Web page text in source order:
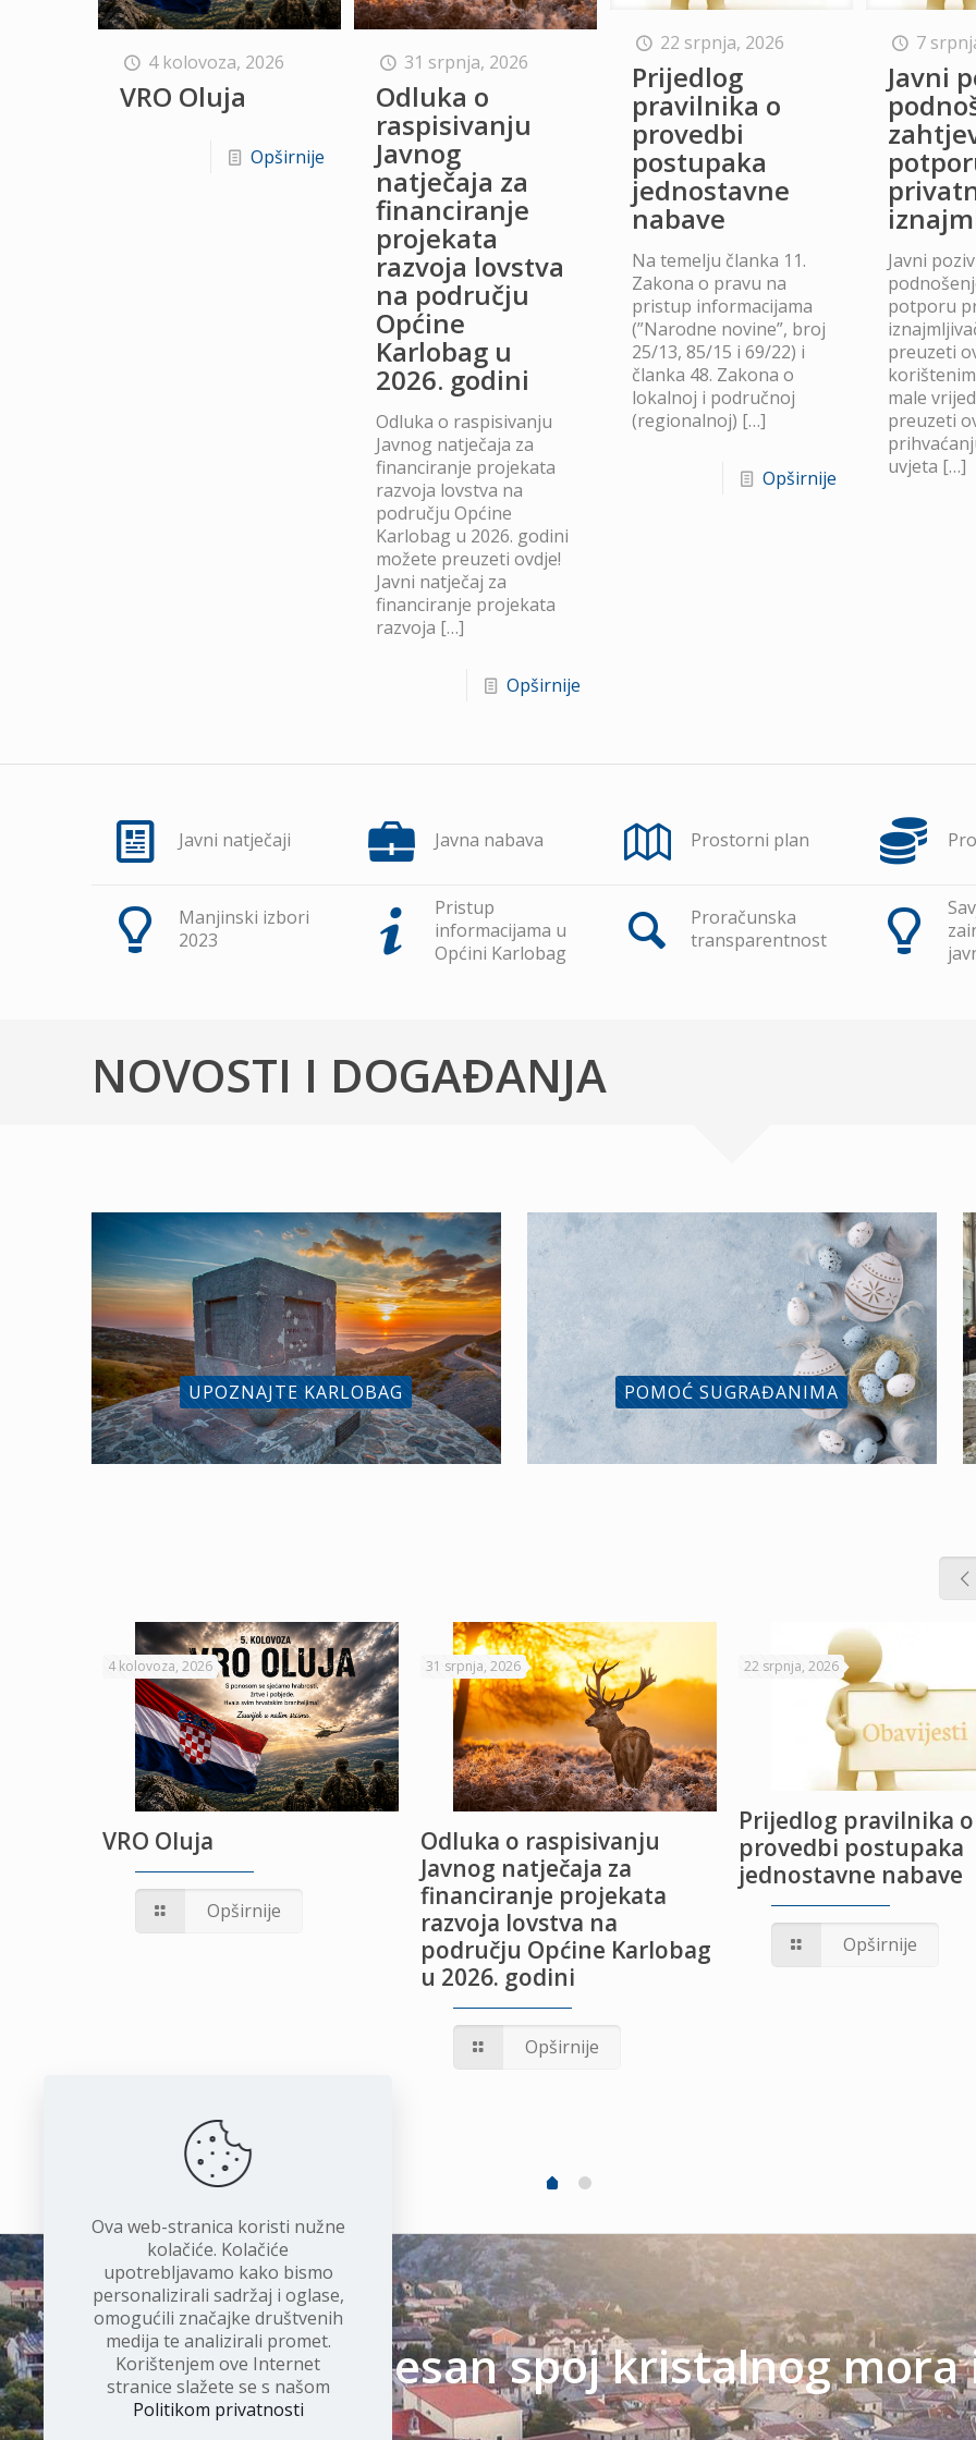
4 kolovoza, 2026
VRO Oluja
Opširnije
31 srpnja, 2026
Odluka o
raspisivanju
Javnog
natječaja za
financiranje
projekata
razvoja lovstva
na području
Općine
Karlobag u
2026. godini
Odluka o raspisivanju
Javnog natječaja za
financiranje projekata
razvoja lovstva na
području Općine
Karlobag u 2026. godini
možete preuzeti ovdje!
Javni natječaj za
financiranje projekata
razvoja […]
Opširnije
22 srpnja, 2026
Prijedlog
pravilnika o
provedbi
postupaka
jednostavne
nabave
Na temelju članka 11.
Zakona o pravu na
pristup informacijama
(”Narodne novine”, broj
25/13, 85/15 i 69/22) i
članka 48. Zakona o
lokalnoj i područnoj
(regionalnoj) […]
Opširnije
7
Javni
Javni
potporu
preuzeti
male
preuzeti
uvjeta […]
Javni natječaji Javna nabava Prostorni plan
Manjinski izbori
2023
Pristup
informacijama u
Općini Karlobag
Proračunska
transparentnost
NOVOSTI I DOGAĐANJA
UPOZNAJTE KARLOBAG POMOĆ SUGRAĐANIMA
4 kolovoza, 2026
VRO Oluja
Opširnije
31 srpnja, 2026
Odluka o raspisivanju
Javnog natječaja za
financiranje projekata
razvoja lovstva na
području Općine Karlobag
u 2026. godini
Opširnije
22 srpnja, 2026
Prijedlog pravilnika o
provedbi postupaka
jednostavne nabave
Opširnije
Čudesan spoj kristalnog
Ova web-stranica koristi nužne
kolačiće. Kolačiće
upotrebljavamo kako bismo
personalizirali sadržaj i oglase,
omogućili značajke društvenih
medija te analizirali promet.
Korištenjem ove Internet
stranice slažete se s našom
Politikom privatnosti